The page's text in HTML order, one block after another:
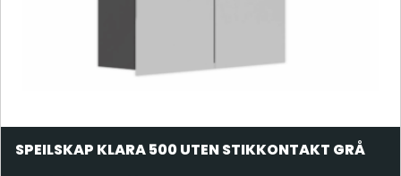
SPEILSKAP KLARA 500 UTEN STIKKONTAKT GRÅ